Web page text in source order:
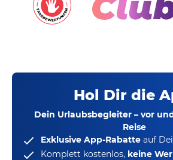
Hol Dir die
Dein Urlaubsbegleiter – vor
Reise
Exklusive App-Rabatte auf
Komplett kostenlos, keine